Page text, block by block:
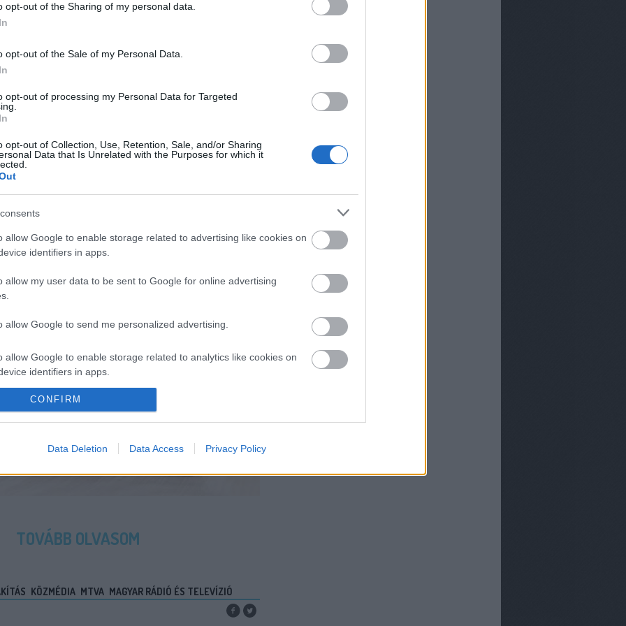
opt-out of the Sharing of my personal data.
opt-out of the Sale of my Personal Data.
opt-out of processing my Personal Data for Targeted
opt-out of Collection, Use, Retention, Sale, and/or Sharing
Data that Is Unrelated with the Purposes for which it
allow Google to enable storage related to advertising like cookies on
identifiers in apps.
allow my user data to be sent to Google for online advertising
allow Google to send me personalized advertising.
allow Google to enable storage related to analytics like cookies on
identifiers in apps.
allow Google to enable storage related to functionality of the website
allow Google to enable storage related to personalization.
allow Google to enable storage related to security, including
CONFIRM
Data Deletion Data Access Privacy Policy
ZRT.
KÉPVISELŐK, ÁTALAKUL A
essen szét a ház".
TOVÁBB OLVASOM
KÖZMÉDIA MTVA MAGYAR RÁDIÓ ÉS TELEVÍZIÓ
Távozik a TV2-től Andor Éva
közmédiában
hírek az M1-en